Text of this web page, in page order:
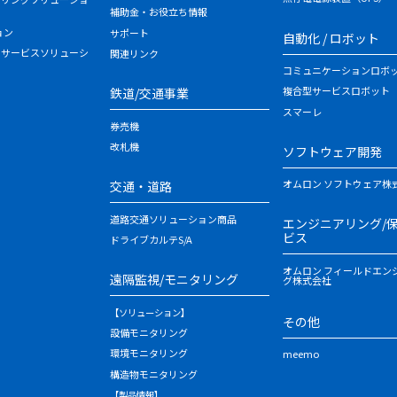
ン
ービスソリューシ
補助金・お役立ち情報
サポート
関連リンク
鉄道/交通事業
券売機
改札機
交通・道路
道路交通ソリューション商品
ドライブカルテS/A
遠隔監視/モニタリング
【ソリューション】
設備モニタリング
環境モニタリング
構造物モニタリング
自動化 / ロボット
コミュニケーションロボ
複合型サービスロボット
スマーレ
ソフトウェア開発
オムロン ソフトウェア株
エンジニアリング/
ビス
オムロン フィールドエン
グ株式会社
その他
meemo